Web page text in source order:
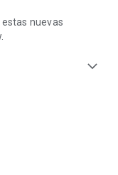
nuevas
expand_more